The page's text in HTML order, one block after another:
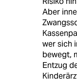
Aber
wer sich
bewegt,
Entzug